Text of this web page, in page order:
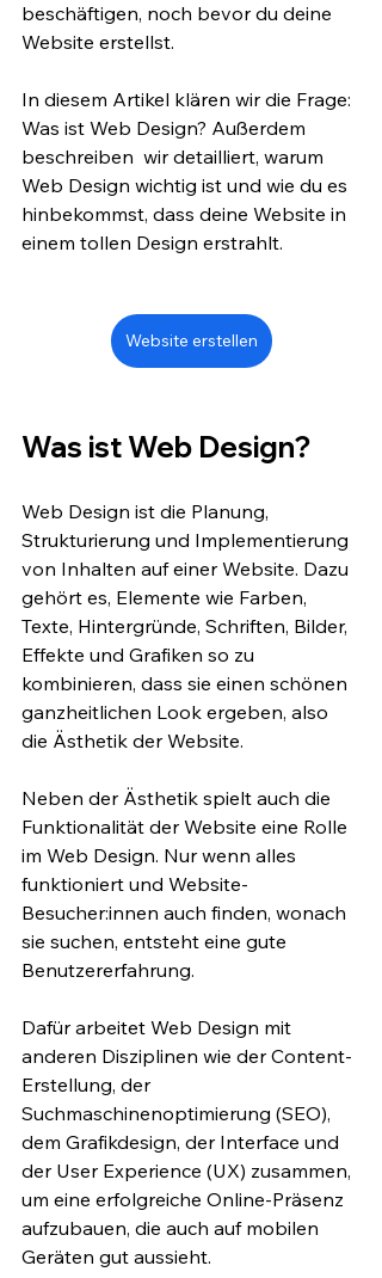
beschäftigen, noch bevor du deine
Website erstellst.
In diesem Artikel klären wir die Frage:
Was ist Web Design? Außerdem
beschreiben  wir detailliert, warum
Web Design wichtig ist und wie du es
hinbekommst, dass deine Website in
einem tollen Design erstrahlt.
Website erstellen
Was ist Web Design?
Web Design ist die Planung,
Strukturierung und Implementierung
von Inhalten auf einer Website. Dazu
gehört es, Elemente wie Farben,
Texte, Hintergründe, Schriften, Bilder,
Effekte und Grafiken so zu
kombinieren, dass sie einen schönen
ganzheitlichen Look ergeben, also
die Ästhetik der Website.
Neben der Ästhetik spielt auch die
Funktionalität der Website eine Rolle
im Web Design. Nur wenn alles
funktioniert und Website-
Besucher:innen auch finden, wonach
sie suchen, entsteht eine gute
Benutzererfahrung.
Dafür arbeitet Web Design mit
anderen Disziplinen wie der Content-
Erstellung, der
Suchmaschinenoptimierung (SEO),
dem Grafikdesign, der Interface und
der User Experience (UX) zusammen,
um eine erfolgreiche Online-Präsenz
aufzubauen, die auch auf mobilen
Geräten gut aussieht.